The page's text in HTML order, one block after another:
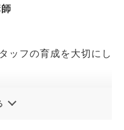
ッフの育成を大切にし
ていません